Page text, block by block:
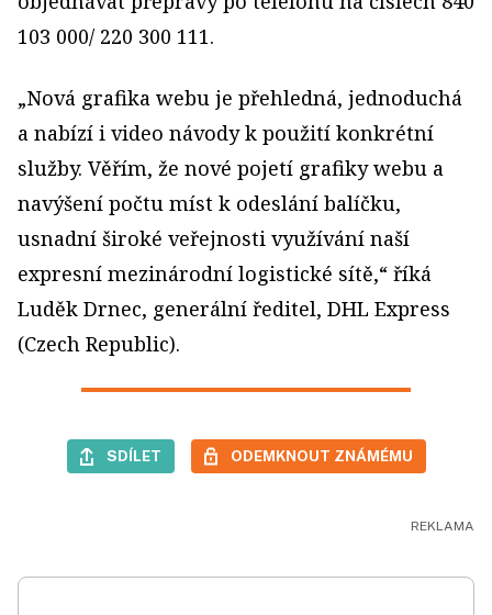
103 000/ 220 300 111.
„Nová grafika webu je přehledná, jednoduchá
a nabízí i video návody k použití konkrétní
služby. Věřím, že nové pojetí grafiky webu a
navýšení počtu míst k odeslání balíčku,
usnadní široké veřejnosti využívání naší
expresní mezinárodní logistické sítě,“ říká
Luděk Drnec, generální ředitel, DHL Express
(Czech Republic).
SDÍLET ODEMKNOUT ZNÁMÉMU